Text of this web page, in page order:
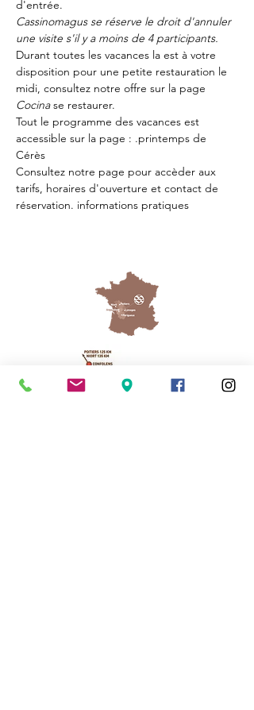
d'entrée.
Cassinomagus se réserve le droit d'annuler
une visite s'il y a moins de 4 participants.
Durant toutes les vacances la est à votre
disposition pour une petite restauration le
midi, consultez notre offre sur la page
Cocina se restaurer.
Tout le programme des vacances est
accessible sur la page : .printemps de
Cérès
Consultez notre page pour accèder aux
tarifs, horaires d'ouverture et contact de
réservation. informations pratiques